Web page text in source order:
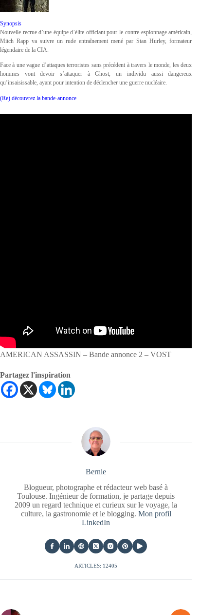
Synopsis
Nouvelle recrue d’une équipe d’élite officiant pour le contre-espionnage américain,
Mitch Rapp va suivre un rude entraînement mené par Stan Hurley, formateur
légendaire de la CIA.
Face à une vague d’attaques terroristes sans précédent à travers le monde, les deux
hommes vont devoir s’attaquer à Ghost, un individu aussi dangereux
qu’insaisissable, ayant pour intention de déclencher une guerre nucléaire.
(Re) découvrez la bande-annonce
AMERICAN ASSASSIN – Bande annonce 2 – VOST
Partagez l'inspiration
Bernie
Blogueur, photographe et rédacteur web basé à
Toulouse. Ingénieur de formation, je partage depuis
2009 un regard technique et curieux sur le voyage, la
culture, la gastronomie et le blogging. Mon profil
LinkedIn
ARTICLES: 12405